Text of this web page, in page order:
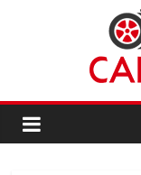
CarOnline.TV